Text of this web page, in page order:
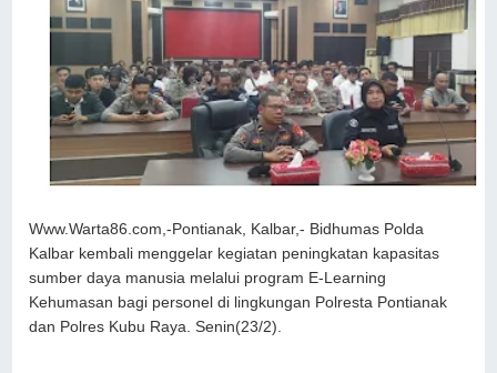
Www.Warta86.com,-Pontianak, Kalbar,- Bidhumas Polda
Kalbar kembali menggelar kegiatan peningkatan kapasitas
sumber daya manusia melalui program E-Learning
Kehumasan bagi personel di lingkungan Polresta Pontianak
dan Polres Kubu Raya. Senin(23/2).